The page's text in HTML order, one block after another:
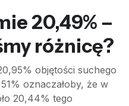
20,49% –
różnicę?
objętości suchego
oznaczałoby, że w
20,44% tego